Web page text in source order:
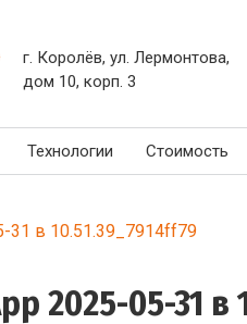
г. Королёв, ул. Лермонтова,
дом 10, корп. 3
Технологии Стоимость
31 в 10.51.39_7914ff79
2025-05-31 в